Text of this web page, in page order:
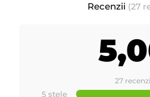
- Tensiune de 230
- Pictura
- Standardele CE
Recenzii (27
27
5 stele